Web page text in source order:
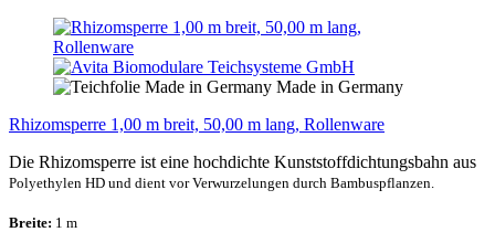
Made in Germany
Rhizomsperre 1,00 m breit, 50,00 m lang, Rollenware
Die Rhizomsperre ist eine hochdichte Kunststoffdichtungsbahn aus
Polyethylen HD und dient vor Verwurzelungen durch Bambuspflanzen.
Breite: 1 m